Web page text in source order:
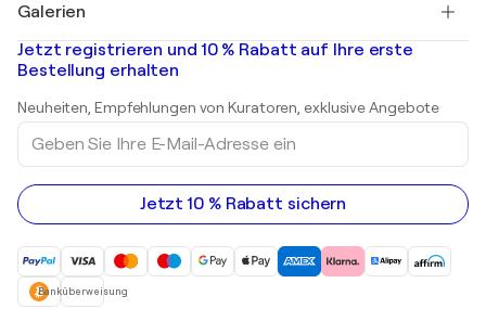
Banksy
Mr. Brainwash
Shepard Fairey
Abstrakte Gemälde zu verkaufen
Landschaftsgemälde
Drucke
Acrylgemälde
Galerien
Kunstgalerien in Deutschland
Kunstgalerien in Schweiz
Jetzt registrieren und 10 % Rabatt auf Ihre erste
Bestellung erhalten
Neuheiten, Empfehlungen von Kuratoren, exklusive Angebote
Geben
Sie
Ihre
E-
Mail-
Adresse
Jetzt 10 % Rabatt sichern
Banküberweisung